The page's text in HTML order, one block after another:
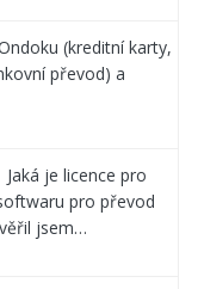
(kreditní karty,
převod) a
Jaká je licence pro
pro převod
jsem…